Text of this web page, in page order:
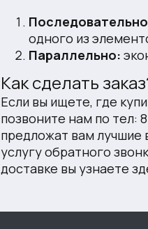
одного из
Параллельно:
Как сделать
Если вы ищете, где
позвоните нам по
предложат вам лучшие
услугу обратного
доставке вы узнаете